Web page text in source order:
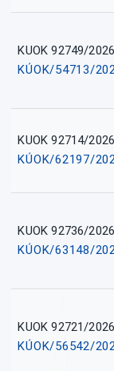
KUOK 92749/2026
KÚOK/54713/
KUOK 92714/2026
KÚOK/62197/
KUOK 92736/2026
KÚOK/63148/
KUOK 92721/2026
KÚOK/56542/